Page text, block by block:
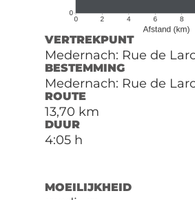
VERTREKPUNT
Medernach: Rue de
BESTEMMING
Medernach: Rue de
ROUTE
13,70 km
DUUR
4:05 h
MOEILIJKHEID